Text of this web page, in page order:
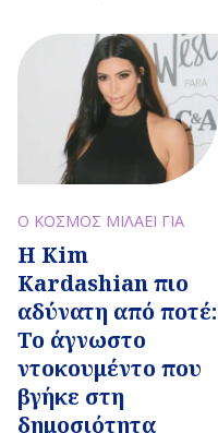
Ο ΚΟΣΜΟΣ ΜΙΛΑΕΙ ΓΙΑ
H Kim
Kardashian πιο
αδύνατη από ποτέ:
Το άγνωστο
ντοκουμέντο που
βγήκε στη
δημοσιότητα